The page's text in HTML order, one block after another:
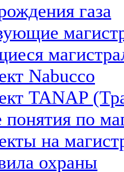
газа
Nabucco
TANAP
по
на
охраны